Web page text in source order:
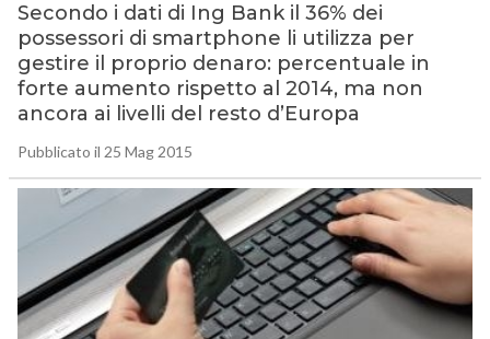
Secondo i dati di Ing Bank il 36% dei
possessori di smartphone li utilizza per
gestire il proprio denaro: percentuale in
forte aumento rispetto al 2014, ma non
ancora ai livelli del resto d’Europa
Pubblicato il 25 Mag 2015